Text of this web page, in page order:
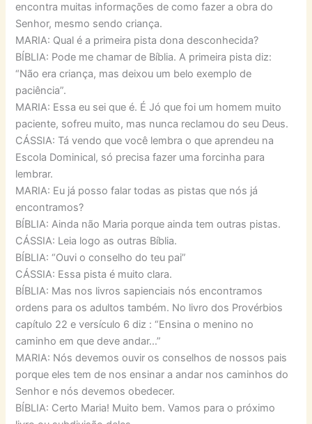
encontra muitas informações de como fazer a obra do
Senhor, mesmo sendo criança.
MARIA: Qual é a primeira pista dona desconhecida?
BÍBLIA: Pode me chamar de Bíblia. A primeira pista diz:
“Não era criança, mas deixou um belo exemplo de
paciência”.
MARIA: Essa eu sei que é. É Jó que foi um homem muito
paciente, sofreu muito, mas nunca reclamou do seu Deus.
CÁSSIA: Tá vendo que você lembra o que aprendeu na
Escola Dominical, só precisa fazer uma forcinha para
lembrar.
MARIA: Eu já posso falar todas as pistas que nós já
encontramos?
BÍBLIA: Ainda não Maria porque ainda tem outras pistas.
CÁSSIA: Leia logo as outras Bíblia.
BÍBLIA: “Ouvi o conselho do teu pai”
CÁSSIA: Essa pista é muito clara.
BÍBLIA: Mas nos livros sapienciais nós encontramos
ordens para os adultos também. No livro dos Provérbios
capítulo 22 e versículo 6 diz : “Ensina o menino no
caminho em que deve andar…”
MARIA: Nós devemos ouvir os conselhos de nossos pais
porque eles tem de nos ensinar a andar nos caminhos do
Senhor e nós devemos obedecer.
BÍBLIA: Certo Maria! Muito bem. Vamos para o próximo